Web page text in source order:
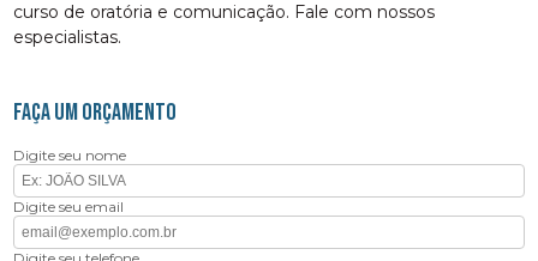
curso de oratória e comunicação. Fale com nossos
especialistas.
FAÇA UM ORÇAMENTO
Digite seu nome
Digite seu email